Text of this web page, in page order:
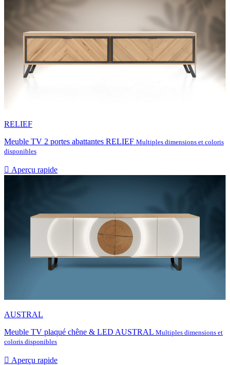
RELIEF
Meuble TV 2 portes abattantes RELIEF Multiples dimensions et coloris
disponibles
 Aperçu rapide
AUSTRAL
Meuble TV plaqué chêne & LED AUSTRAL Multiples dimensions et
coloris disponibles
 Aperçu rapide